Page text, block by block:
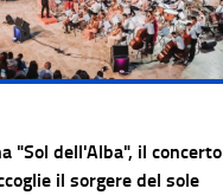
"Sol dell'Alba", il concerto
il sorgere del sole